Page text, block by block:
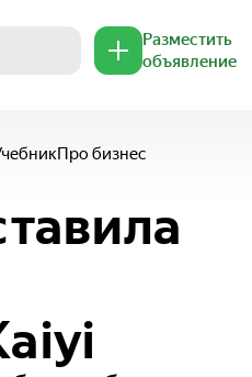
Разместить
объявление
Про бизнес